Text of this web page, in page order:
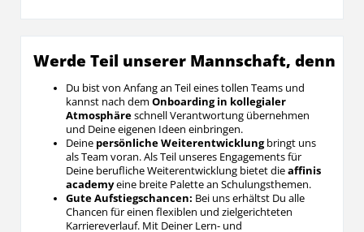
Werde Teil unserer Mannschaft, denn
Du bist von Anfang an Teil eines tollen Teams und
kannst nach dem Onboarding in kollegialer
Atmosphäreschnell Verantwortung übernehmen
und Deine eigenen Ideen einbringen.
Deine persönliche Weiterentwicklungbringt uns
als Team voran. Als Teil unseres Engagements für
Deine berufliche Weiterentwicklung bietet dieaffinis
academyeine breite Palette an Schulungsthemen.
Gute Aufstiegschancen: Bei uns erhältst Du alle
Chancen für einen flexiblen und zielgerichteten
Karriereverlauf. Mit Deiner Lern- und